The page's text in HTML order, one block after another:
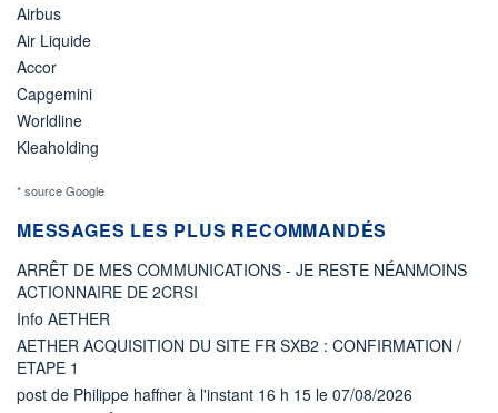
Airbus
Air Liquide
Accor
Capgemini
Worldline
Kleaholding
* source Google
MESSAGES LES PLUS RECOMMANDÉS
ARRÊT DE MES COMMUNICATIONS - JE RESTE NÉANMOINS
ACTIONNAIRE DE 2CRSI
Info AETHER
AETHER ACQUISITION DU SITE FR SXB2 : CONFIRMATION /
ETAPE 1
post de Philippe haffner à l'instant 16 h 15 le 07/08/2026